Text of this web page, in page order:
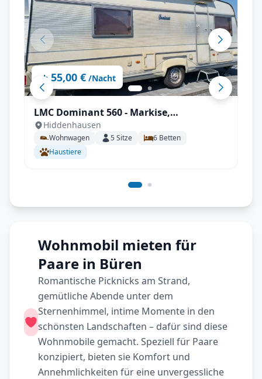
ab 55,00 € /Nacht
LMC Dominant 560 - Markise,
Klimaanlage, Kühlschrank, Mover uvm.
Hiddenhausen
Wohnwagen 5Sitze 6 Betten
Haustiere
Wohnmobil mieten für
Paare in Büren
Romantische Picknicks am Strand,
gemütliche Abende unter dem
Sternenhimmel, intime Momente in den
schönsten Landschaften – dafür sind diese
Wohnmobile gemacht. Speziell für Paare
konzipiert, bieten sie Komfort und
Annehmlichkeiten für eine unvergessliche